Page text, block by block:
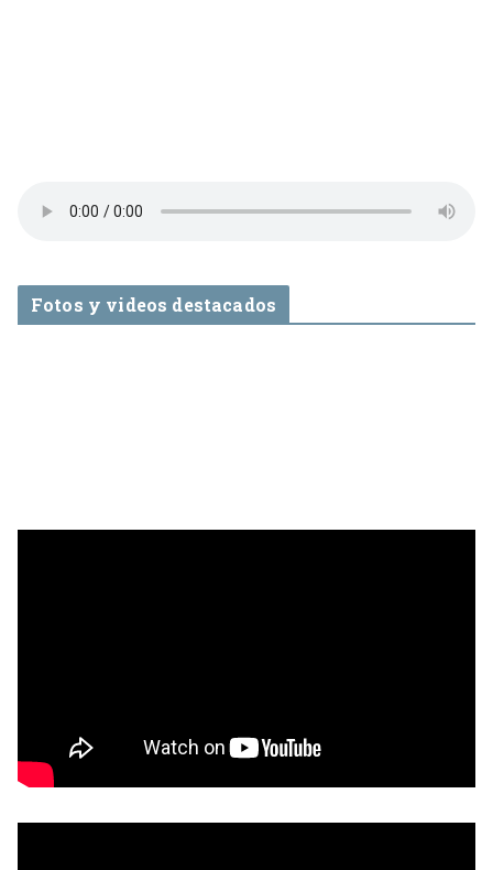
Fotos y videos destacados